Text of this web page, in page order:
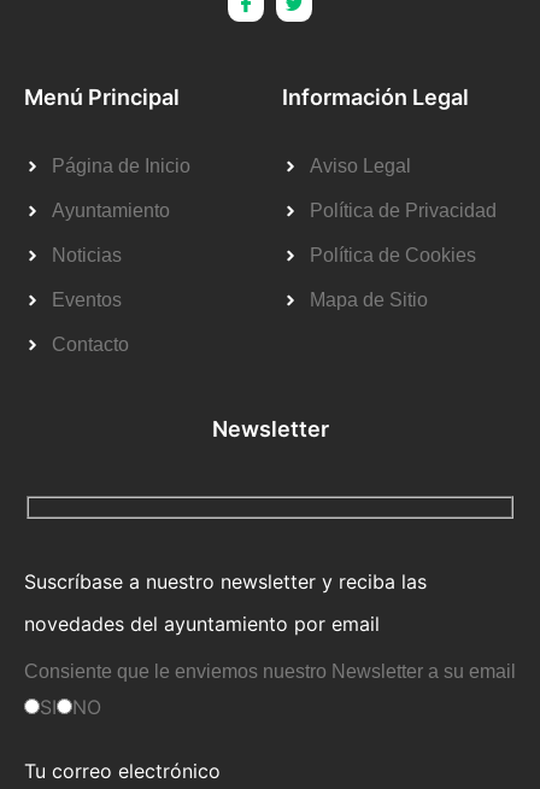
Menú Principal
Página de Inicio
Ayuntamiento
Noticias
Eventos
Contacto
Información Legal
Aviso Legal
Política de Privacidad
Política de Cookies
Mapa de Sitio
Newsletter
Suscríbase a nuestro newsletter y reciba las
novedades del ayuntamiento por email
Consiente que le enviemos nuestro Newsletter a su email
SI NO
Tu correo electrónico